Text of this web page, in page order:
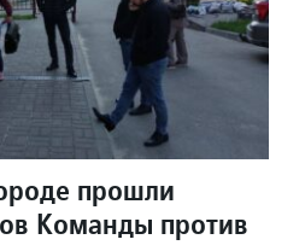
прошли
Команды против